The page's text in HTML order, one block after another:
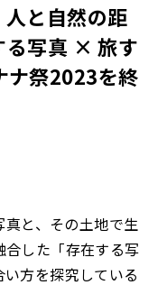
と自然の距
る写真 × 旅す
祭2023を終
真と、その土地で生
合した「存在する写
方を探究している